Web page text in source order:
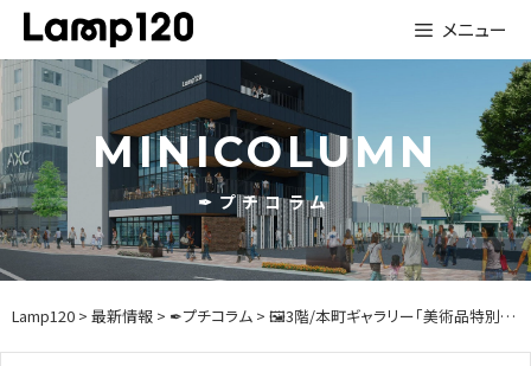
Skip
content
メニュー
MINICOLUMN
✒プチコラム
Lamp120 > 最新情報 > ✒プチコラム > 🖼3階/本町ギャラリー「美術品特別感謝セール」開催